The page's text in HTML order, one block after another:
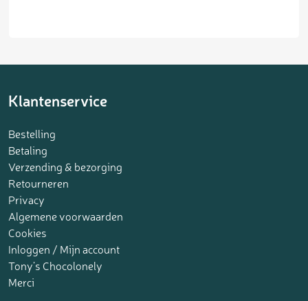
Klantenservice
Bestelling
Betaling
Verzending & bezorging
Retourneren
Privacy
Algemene voorwaarden
Cookies
Inloggen / Mijn account
Tony’s Chocolonely
Merci